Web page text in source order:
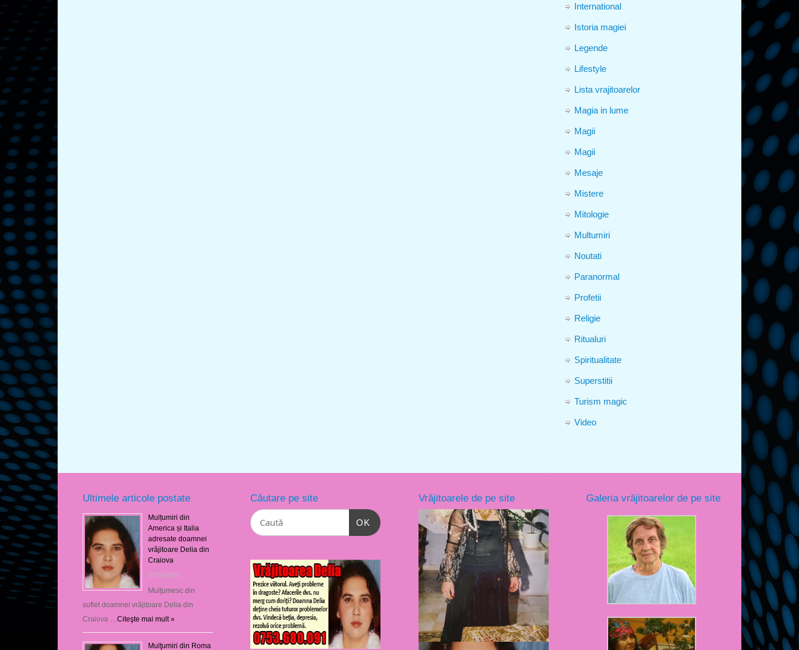
International
Istoria magiei
Legende
Lifestyle
Lista vrajitoarelor
Magia in lume
Magii
Magii
Mesaje
Mistere
Mitologie
Multumiri
Noutati
Paranormal
Profetii
Religie
Ritualuri
Spiritualitate
Superstitii
Turism magic
Video
Ultimele articole postate
Mulțumiri din
America și Italia
adresate doamnei
vrăjitoare Delia din
Craiova
07/08/2026
Mulţumesc din
suflet doamnei vrăjitoare Delia din
Craiova … Citeşte mai mult »
Mulţumiri din Roma
Căutare pe site
OK
Vrăjitoarele de pe site Galeria vrăjitoarelor de pe site